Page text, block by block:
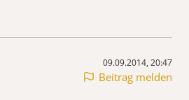
09.09.2014, 20:47
Beitrag melden